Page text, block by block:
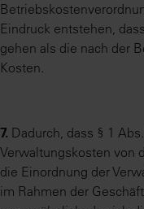
Eindruck entstehen,
gehen als die nach der
Kosten.
7. Dadurch, dass § 1
Verwaltungskosten von
die Einordnung der
im Rahmen der